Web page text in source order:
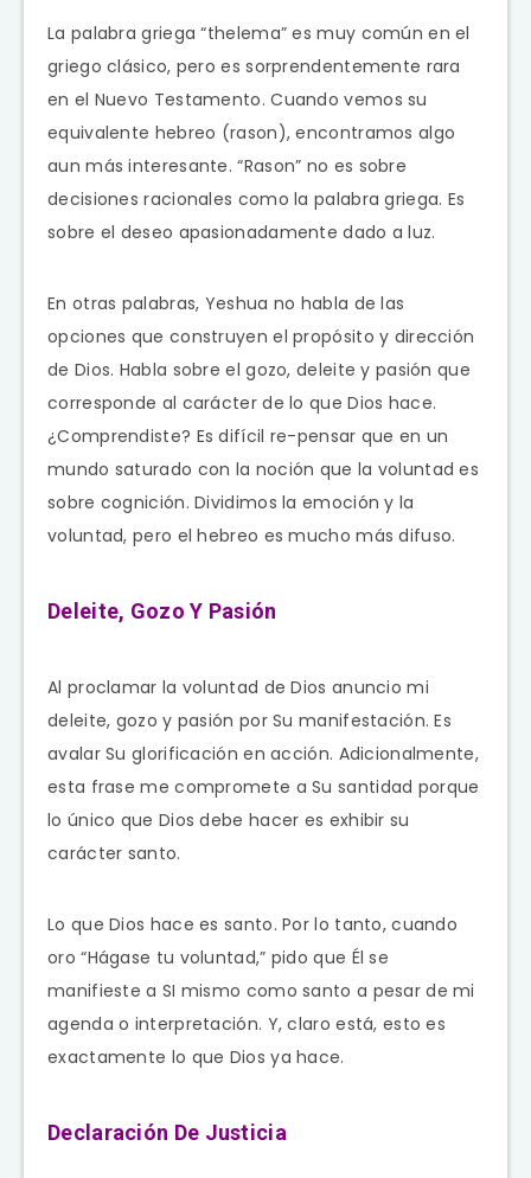
La palabra griega “thelema” es muy común en el
griego clásico, pero es sorprendentemente rara
en el Nuevo Testamento. Cuando vemos su
equivalente hebreo (rason), encontramos algo
aun más interesante. “Rason” no es sobre
decisiones racionales como la palabra griega. Es
sobre el deseo apasionadamente dado a luz.
En otras palabras, Yeshua no habla de las
opciones que construyen el propósito y dirección
de Dios. Habla sobre el gozo, deleite y pasión que
corresponde al carácter de lo que Dios hace.
¿Comprendiste? Es difícil re-pensar que en un
mundo saturado con la noción que la voluntad es
sobre cognición. Dividimos la emoción y la
voluntad, pero el hebreo es mucho más difuso.
Deleite, Gozo Y Pasión
Al proclamar la voluntad de Dios anuncio mi
deleite, gozo y pasión por Su manifestación. Es
avalar Su glorificación en acción. Adicionalmente,
esta frase me compromete a Su santidad porque
lo único que Dios debe hacer es exhibir su
carácter santo.
Lo que Dios hace es santo. Por lo tanto, cuando
oro “Hágase tu voluntad,” pido que Él se
manifieste a SI mismo como santo a pesar de mi
agenda o interpretación. Y, claro está, esto es
exactamente lo que Dios ya hace.
Declaración De Justicia